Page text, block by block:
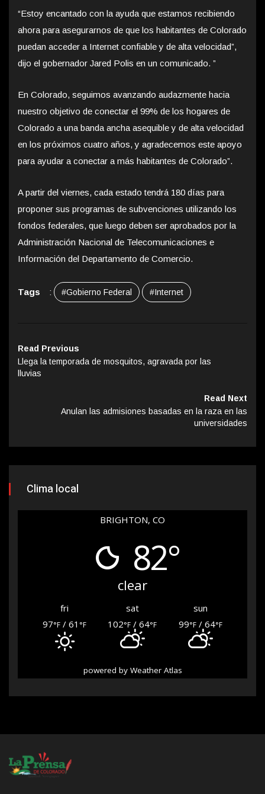
“Estoy encantado con la ayuda que estamos recibiendo
ahora para asegurarnos de que los habitantes de Colorado
puedan acceder a Internet confiable y de alta velocidad”,
dijo el gobernador Jared Polis en un comunicado. ”
En Colorado, seguimos avanzando audazmente hacia
nuestro objetivo de conectar el 99% de los hogares de
Colorado a una banda ancha asequible y de alta velocidad
en los próximos cuatro años, y agradecemos este apoyo
para ayudar a conectar a más habitantes de Colorado”.
A partir del viernes, cada estado tendrá 180 días para
proponer sus programas de subvenciones utilizando los
fondos federales, que luego deben ser aprobados por la
Administración Nacional de Telecomunicaciones e
Información del Departamento de Comercio.
Tags : #Gobierno Federal #Internet
Read Previous
Llega la temporada de mosquitos, agravada por las
lluvias
Read Next
Anulan las admisiones basadas en la raza en las
universidades
Clima local
BRIGHTON, CO
82°
clear
fri sat
sun
97°F / 61 °F 102°F / 64°F 99°F/ 64°F
powered by Weather Atlas